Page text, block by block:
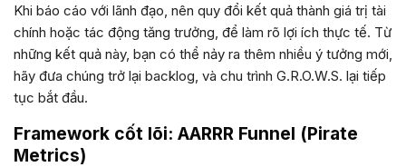
Khi báo cáo với lãnh đạo, nên quy đổi kết quả thành giá trị tài
chính hoặc tác động tăng trưởng, để làm rõ lợi ích thực tế. Từ
những kết quả này, bạn có thể nảy ra thêm nhiều ý tưởng mới,
hãy đưa chúng trở lại backlog, và chu trình G.R.O.W.S. lại tiếp
tục bắt đầu.
Framework cốt lõi: AARRR Funnel (Pirate
Metrics)